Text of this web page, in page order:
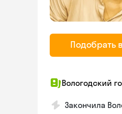
Подобрать
Вологодский
Закончила